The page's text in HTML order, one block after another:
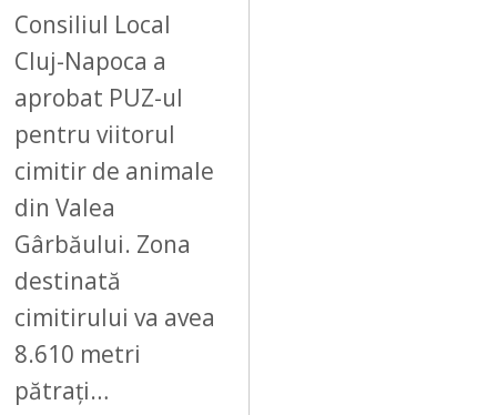
Consiliul Local
Cluj-Napoca a
aprobat PUZ-ul
pentru viitorul
cimitir de animale
din Valea
Gârbăului. Zona
destinată
cimitirului va avea
8.610 metri
pătrați…